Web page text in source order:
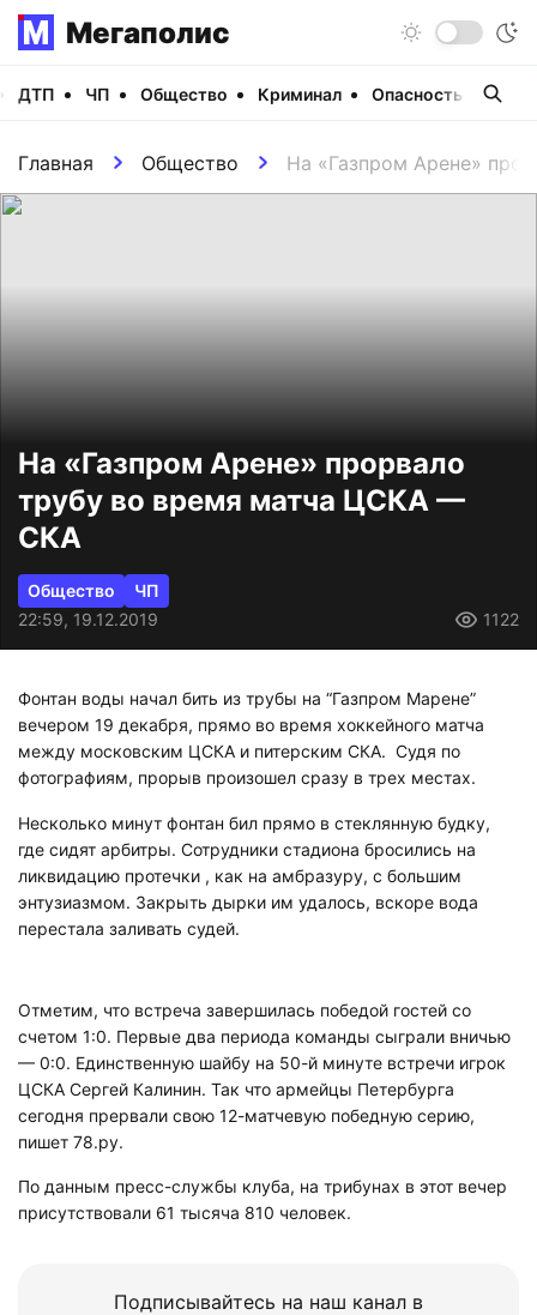
Мегаполис
ДТП ЧП Общество Криминал Опасность
Главная Общество На «Газпром Арене»
На «Газпром Арене» прорвало
трубу во время матча ЦСКА —
СКА
Общество
ЧП
22:59, 19.12.2019
1122
Фонтан воды начал бить из трубы на “Газпром Марене”
вечером 19 декабря, прямо во время хоккейного матча
между московским ЦСКА и питерским СКА. Судя по
фотографиям, прорыв произошел сразу в трех местах.
Несколько минут фонтан бил прямо в стеклянную будку,
где сидят арбитры. Сотрудники стадиона бросились на
ликвидацию протечки , как на амбразуру, с большим
энтузиазмом. Закрыть дырки им удалось, вскоре вода
перестала заливать судей.
Отметим, что встреча завершилась победой гостей со
счетом 1:0. Первые два периода команды сыграли вничью
— 0:0. Единственную шайбу на 50-й минуте встречи игрок
ЦСКА Сергей Калинин. Так что армейцы Петербурга
сегодня прервали свою 12-матчевую победную серию,
пишет 78.ру.
По данным пресс-службы клуба, на трибунах в этот вечер
присутствовали 61 тысяча 810 человек.
Подписывайтесь на наш канал в